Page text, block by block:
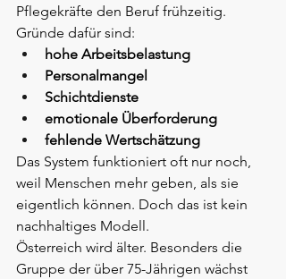
Pflegekräfte den Beruf frühzeitig.
Gründe dafür sind:
hohe Arbeitsbelastung
Personalmangel
Schichtdienste
emotionale Überforderung
fehlende Wertschätzung
Das System funktioniert oft nur noch,
weil Menschen mehr geben, als sie
eigentlich können. Doch das ist kein
nachhaltiges Modell.
Österreich wird älter. Besonders die
Gruppe der über 75-Jährigen wächst